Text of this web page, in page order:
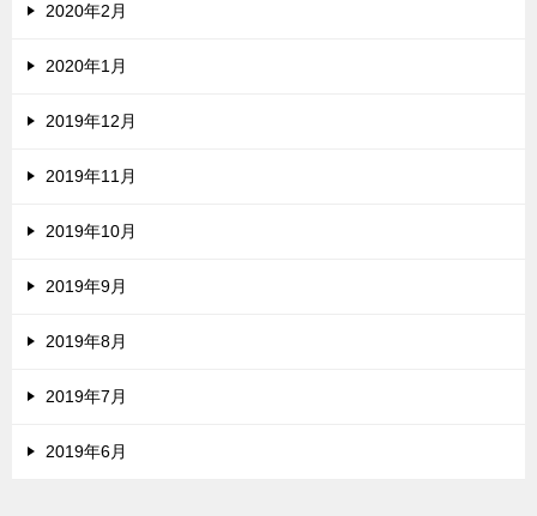
2020年2月
2020年1月
2019年12月
2019年11月
2019年10月
2019年9月
2019年8月
2019年7月
2019年6月